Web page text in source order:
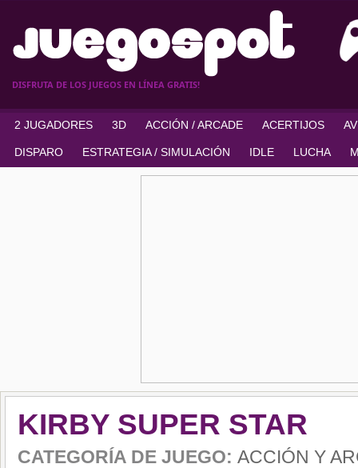
DISFRUTA DE LOS JUEGOS EN LÍNEA GRATIS!
2 JUGADORES 3D ACCIÓN / ARCADE ACERTIJOS
DISPARO ESTRATEGIA / SIMULACIÓN IDLE LUCHA
KIRBY SUPER STAR
CATEGORÍA DE JUEGO: ACCIÓN Y